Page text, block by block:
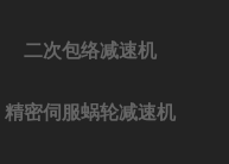
二次包络减速机
精密伺服蜗轮减速机